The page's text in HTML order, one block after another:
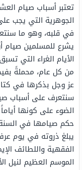
تعتبر أسباب صيام
الجوهرية التي يجب
في قلبه، وهو ما
يشرع للمسلمين
الأيام الغراء التي
من كل عام، محملةً
عز وجل بذكرها في
سنتعرف على أسباب
الضوء على كونها
حكم صيامها في
يبلغ ذروته في يوم
الفقهية واللطائف
الموسم العظيم لنيل